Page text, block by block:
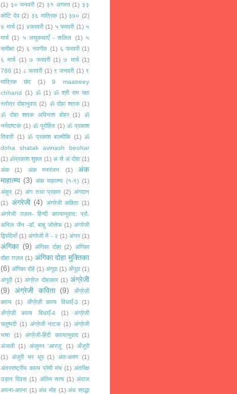
(1) ३० जनवरी (2) ३१ अगस्त (1) ३३
कोटि देव (2) ३६ मात्रिक (1) ३७० (2)
४ मार्च (1) ४फरवरी (1) ५ फरवरी (1) ५
मार्च (1) ५ लघुकथाएँ - सलिल (1) ५
समीक्षा (2) ६ नवगीत (1) ६ फरवरी (1)
६ मार्च (1) ७ फरवरी (1) ७ मार्च (1)
786 (1) ८ फरवरी (1) ९ जनवरी (1) ९
मात्रिक छंद
(1)
9 maatreey
chhand (1) ॐ (1) ॐ श्री राम रक्षा
स्तोत्र दोहानुवाद (2) ॐ दोहा शतक (1)
ॐ दोहा शतक अविनाश बोहर
(1)
ॐ
नर्मदाष्टकं (1) ॐ पुरोहित (1) ॐ प्रकाश
तिवारी (1) ॐ प्रकाश बाल्मीकि (1) ॐ
doha shatak avinash beohar
(1) ॐप्रकाश शुक्ल (1) अ से अं दोहा (1)
अंक
(1) अंक मनरंजन (1)
अंक
माहात्म्य (3) अंक माहात्म्य (१-९) (1)
अंकुर (2) अंग तथा प्रकार (2) अंगदान
(1) अंगरेजी (4) अंगरेजी कविता (1)
अंगरेजी ग़ज़ल- हिन्दी काव्यानुवाद: प्रो.
अनिल जैन -डॉ. बाबु जोसेफ (1) अंगरेजी
द्विपदियाँ (1) अंगरेजी में - २ (1) अंगार (1)
अंगिका (9) अंगिका दोहा (2) अंगिका
दोहा ग़ज़ल (1) अंगिका दोहा मुक्तिका
(6) अंगिका दोहे (1) अंगूठा (1) अँगूठा (1)
अंगूठी (1) अंग्रेज दोहाकार (1) अंग्रेजी
(9)
अंग्रेजी कविता (9)
अँग्रेज़ी
काव्य (1) अँग्रेज़ी काव्य विधाएँ-3
(1)
अँग्रेज़ी काव्य विधाएँ-4
(1)
अंग्रेजी
चतुष्पदी (1) अंग्रेजी नाटक (1) अंग्रेजी
भाषा
(1) अंग्रेजी-हिंदी काव्यानुवाद (1)
अंजली (1) अंजुमन 'आरज़ू' (1) अँजुरी
(1) अंजुरी भर धूप (1) अंतःकरण (1)
अंतरराष्ट्रीय काव्य प्रेमी मंच (1) अंतरिक्ष
उड़ान दिवस (1) अंतिम सत्य (1) अंदाज
अपना-अपना (1) अंध मोह (1) अंध श्रद्धा